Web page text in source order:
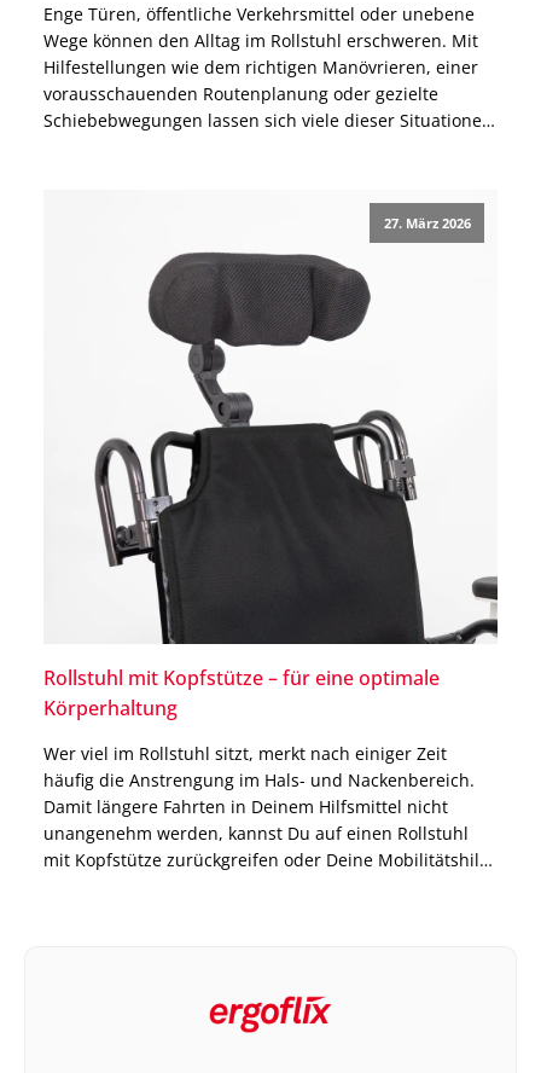
Enge Türen, öffentliche Verkehrsmittel oder unebene
Wege können den Alltag im Rollstuhl erschweren. Mit
Hilfestellungen wie dem richtigen Manövrieren, einer
vorausschauenden Routenplanung oder gezielte
Schiebebwegungen lassen sich viele dieser Situationen
Schwellen oder beim Positionieren im Raum – helfen,
27. März 2026
Rollstuhl mit Kopfstütze – für eine optimale
Körperhaltung
Wer viel im Rollstuhl sitzt, merkt nach einiger Zeit
häufig die Anstrengung im Hals- und Nackenbereich.
Damit längere Fahrten in Deinem Hilfsmittel nicht
unangenehm werden, kannst Du auf einen Rollstuhl
mit Kopfstütze zurückgreifen oder Deine Mobilitätshilfe